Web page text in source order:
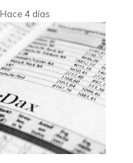
Hace 4 días